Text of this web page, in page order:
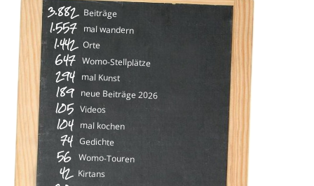
3.882 Beiträge
1.557 mal wandern
1.442 Orte
647 Womo-Stellplätze
294 mal Kunst
189 neue Beiträge 2026
105 Videos
104 mal kochen
74 Gedichte
56 Womo-Touren
42 Kirtans